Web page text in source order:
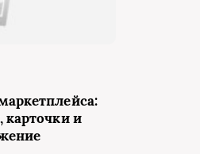
карточки и